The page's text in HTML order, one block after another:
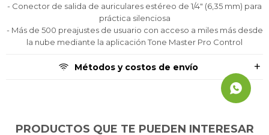
- Conector de salida de auriculares estéreo de 1/4" (6,35 mm) para
práctica silenciosa
- Más de 500 preajustes de usuario con acceso a miles más desde
la nube mediante la aplicación Tone Master Pro Control
Métodos y costos de envío
PRODUCTOS QUE TE PUEDEN INTERESAR